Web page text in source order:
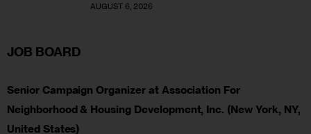
AUGUST 6, 2026
JOB BOARD
Senior Campaign Organizer at Association For
Neighborhood & Housing Development, Inc. (New York, NY,
United States)